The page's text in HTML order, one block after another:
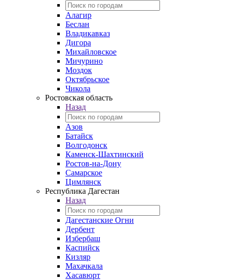
Алагир
Беслан
Владикавказ
Дигора
Михайловское
Мичурино
Моздок
Октябрьское
Чикола
Ростовская область
Назад
Азов
Батайск
Волгодонск
Каменск-Шахтинский
Ростов-на-Дону
Самарское
Цимлянск
Республика Дагестан
Назад
Дагестанские Огни
Дербент
Избербаш
Каспийск
Кизляр
Махачкала
Хасавюрт